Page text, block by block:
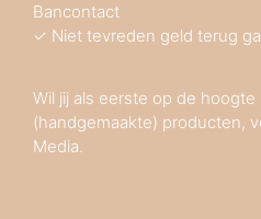
Bancontact
✓ Niet tevreden geld terug
Wil jij als eerste op de
(handgemaakte) producten,
Media.